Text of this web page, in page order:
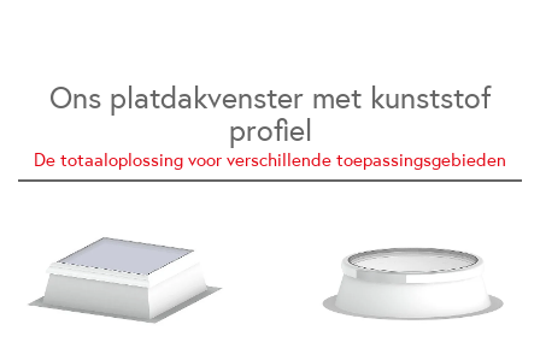
Ons platdakvenster met kunststof
profiel
De totaaloplossing voor verschillende toepassingsgebieden